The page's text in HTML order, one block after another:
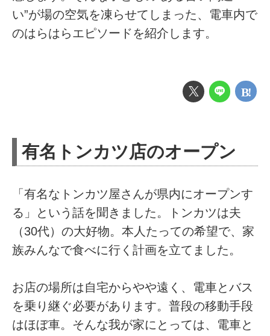
い”が場の空気を凍らせてしまった、電車内で
のはらはらエピソードを紹介します。
有名トンカツ店のオープン
「有名なトンカツ屋さんが県内にオープンす
る」という話を聞きました。トンカツは夫
（30代）の大好物。本人たっての希望で、家
族みんなで食べに行く計画を立てました。
お店の場所は自宅からやや遠く、電車とバス
を乗り継ぐ必要があります。普段の移動手段
はほぼ車。そんな我が家にとっては、電車と